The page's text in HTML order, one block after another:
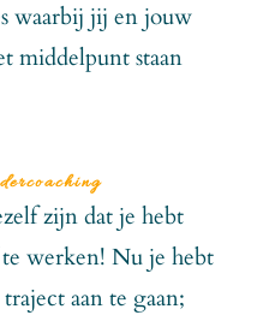
waarbij jij en jouw
middelpunt staan
zijn dat je hebt
werken! Nu je hebt
aan te gaan;